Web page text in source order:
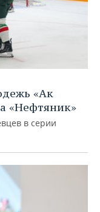
«Ак
«Нефтяник»
в серии